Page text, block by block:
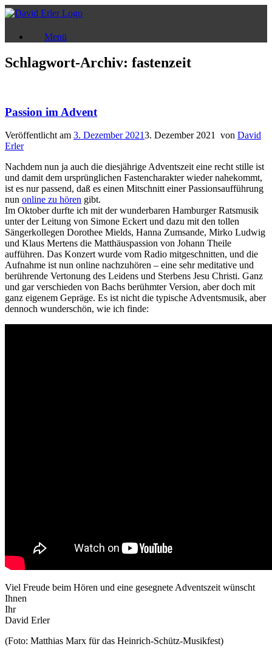
Zum
Inhalt
Menü
Schlagwort-Archiv: fastenzeit
Passion im Advent
Veröffentlicht am 3. Dezember 20213. Dezember 2021 von David
Erler
Nachdem nun ja auch die diesjährige Adventszeit eine recht stille ist
und damit dem ursprünglichen Fastencharakter wieder nahekommt,
ist es nur passend, daß es einen Mitschnitt einer Passionsaufführung
nun online zu hören gibt.
Im Oktober durfte ich mit der wunderbaren Hamburger Ratsmusik
unter der Leitung von Simone Eckert und dazu mit den tollen
Sängerkollegen Dorothee Mields, Hanna Zumsande, Mirko Ludwig
und Klaus Mertens die Matthäuspassion von Johann Theile
aufführen. Das Konzert wurde vom Radio mitgeschnitten, und die
Aufnahme ist nun online nachzuhören – eine sehr meditative und
berührende Vertonung des Leidens und Sterbens Jesu Christi. Ganz
und gar verschieden von Bachs berühmter Version, aber doch mit
ganz eigenem Gepräge. Es ist nicht die typische Adventsmusik, aber
dennoch wunderschön, wie ich finde:
Viel Freude beim Hören und eine gesegnete Adventszeit wünscht
Ihnen
Ihr
David Erler
(Foto: Matthias Marx für das Heinrich-Schütz-Musikfest)